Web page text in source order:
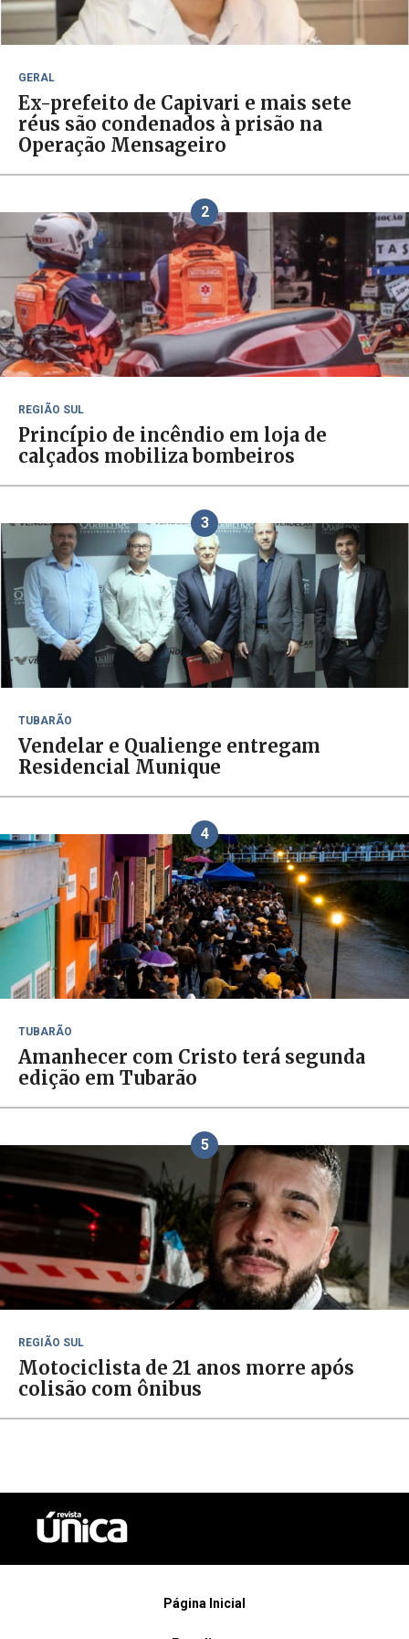
GERAL
Ex-prefeito de Capivari e mais sete
réus são condenados à prisão na
Operação Mensageiro
2
REGIÃO SUL
Princípio de incêndio em loja de
calçados mobiliza bombeiros
3
TUBARÃO
Vendelar e Qualienge entregam
Residencial Munique
4
TUBARÃO
Amanhecer com Cristo terá segunda
edição em Tubarão
5
REGIÃO SUL
Motociclista de 21 anos morre após
colisão com ônibus
Página Inicial